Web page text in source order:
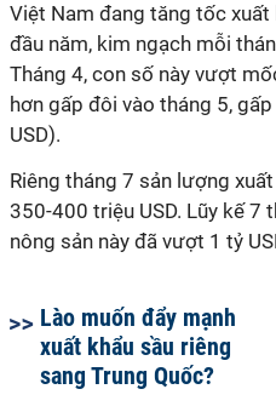
Việt Nam đang tăng tốc xuất
đầu năm, kim ngạch mỗi
Tháng 4, con số này vượt
hơn gấp đôi vào tháng 5,
USD).
Riêng tháng 7 sản lượng
350-400 triệu USD. Lũy kế 7
nông sản này đã vượt 1 tỷ
Lào muốn đẩy mạnh
xuất khẩu sầu riêng
sang Trung Quốc?